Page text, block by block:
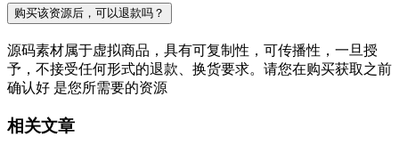
购买该资源后，可以退款吗？
源码素材属于虚拟商品，具有可复制性，可传播性，一旦授
予，不接受任何形式的退款、换货要求。请您在购买获取之前
确认好 是您所需要的资源
相关文章